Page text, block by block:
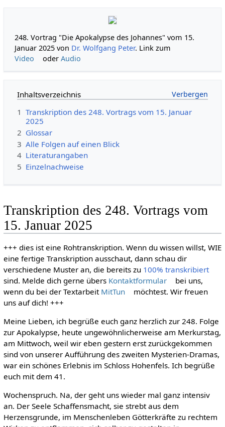
248. Vortrag "Die Apokalypse des Johannes" vom 15.
Januar 2025 von Dr. Wolfgang Peter. Link zum
Video
oderAudio
Inhaltsverzeichnis
1 Transkription des 248. Vortrags vom 15. Januar
2025
2 Glossar
3 Alle Folgen auf einen Blick
4 Literaturangaben
5 Einzelnachweise
Transkription des 248. Vortrags vom
15. Januar 2025
+++ dies ist eine Rohtranskription. Wenn du wissen willst, WIE
eine fertige Transkription ausschaut, dann schau dir
verschiedene Muster an, die bereits zu 100% transkribiert
sind. Melde dich gerne übers Kontaktformular
bei uns,
wenn du bei der Textarbeit MitTun
möchtest. Wir freuen
uns auf dich! +++
Meine Lieben, ich begrüße euch ganz herzlich zur 248. Folge
zur Apokalypse, heute ungewöhnlicherweise am Merkurstag,
am Mittwoch, weil wir eben gestern erst zurückgekommen
sind von unserer Aufführung des zweiten Mysterien-Dramas,
war ein schönes Erlebnis im Schloss Hohenfels. Ich begrüße
euch mit dem 41.
Wochenspruch. Na, der geht uns wieder mal ganz intensiv
an. Der Seele Schaffensmacht, sie strebt aus dem
Herzensgrunde, im Menschenleben Götterkräfte zu rechtem